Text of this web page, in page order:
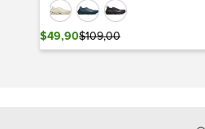
$49,90$109,00